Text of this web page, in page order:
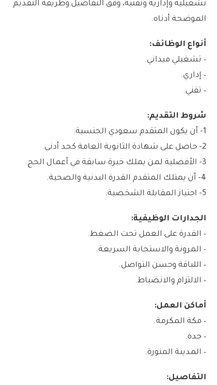
تشغيلية وإدارية وتقنية، وفق التفاصيل وطريقة التقديم
الموضحة أدناه.
أنواع الوظائف:
– تشغيلي ميداني.
– إداري.
– تقني.
شروط التقديم:
1- أن يكون المتقدم سعودي الجنسية.
2- حاصل على شهادة الثانوية العامة كحد أدنى.
3- الأفضلية لمن يملك خبرة سابقة في أعمال الحج.
4- أن يمتلك المتقدم القدرة البدنية والصحية.
5- اجتياز المقابلة الشخصية.
الجدارات الوظيفية:
– القدرة على العمل تحت الضغط.
– المرونة والاستجابة السريعة.
– اللباقة وحسن التواصل.
– الالتزام والانضباط.
أماكن العمل:
– مكة المكرمة.
– جدة.
– المدينة المنورة.
التفاصيل: